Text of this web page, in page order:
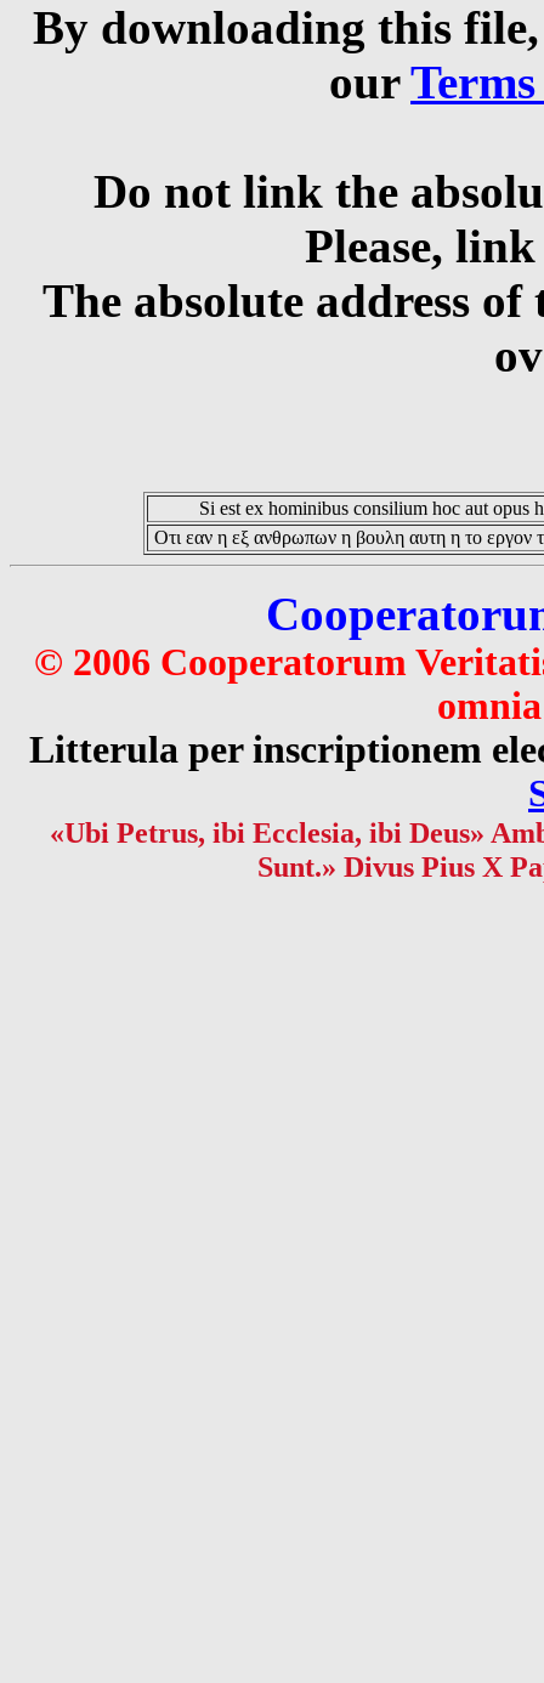
By downloading this
our
Do not link the
Please,
The absolute address
Si est ex hominibus consilium hoc aut opus
Οτι εαν η εξ ανθρωπων η βουλη αυτη η το εργον
© 2006 Cooperatorum
Litterula per inscriptionem
«Ubi Petrus, ibi Ecclesia, ibi Deus»
Sunt.» Divus Pius X